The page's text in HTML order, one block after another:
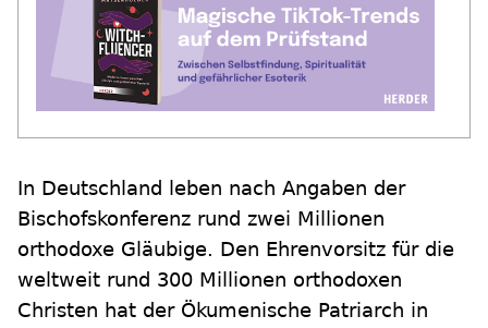
In Deutschland leben nach Angaben der
Bischofskonferenz rund zwei Millionen
orthodoxe Gläubige. Den Ehrenvorsitz für die
weltweit rund 300 Millionen orthodoxen
Christen hat der Ökumenische Patriarch in